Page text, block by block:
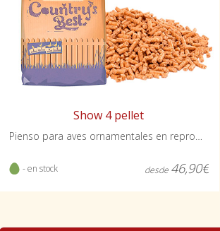
Show 4 pellet
- en stock desde 46,90€